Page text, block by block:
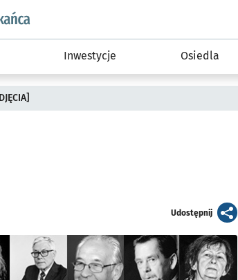
podserwis: Dla mieszkańca
Inwestycje Osiedla
Udostępnijartykuł